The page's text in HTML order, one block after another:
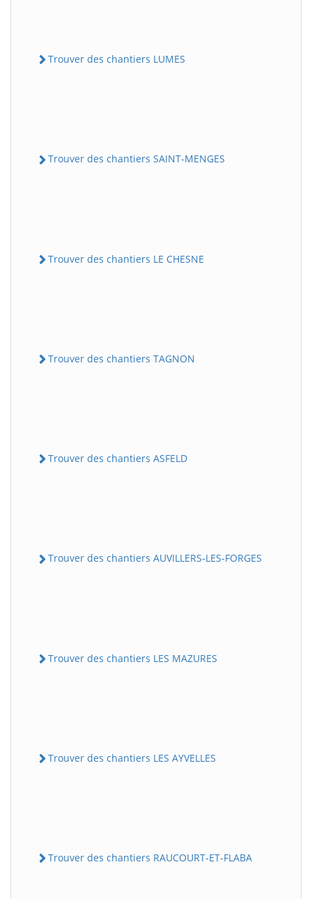
Trouver des chantiers LUMES
Trouver des chantiers SAINT-MENGES
Trouver des chantiers LE CHESNE
Trouver des chantiers TAGNON
Trouver des chantiers ASFELD
Trouver des chantiers AUVILLERS-LES-FORGES
Trouver des chantiers LES MAZURES
Trouver des chantiers LES AYVELLES
Trouver des chantiers RAUCOURT-ET-FLABA